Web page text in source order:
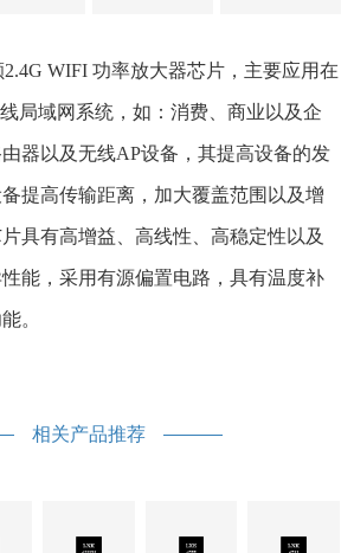
WIFI 功率放大器芯片，主要应用在
线局域网系统，如：消费、商业以及企
器以及无线AP设备，其提高设备的发
提高传输距离，加大覆盖范围以及增
具有高增益、高线性、高稳定性以及
能，采用有源偏置电路，具有温度补
。
相关产品推荐